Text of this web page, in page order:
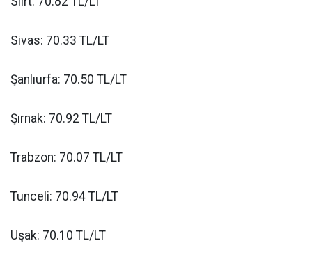
Sivas: 70.33 TL/LT
Şanlıurfa: 70.50 TL/LT
Şırnak: 70.92 TL/LT
Trabzon: 70.07 TL/LT
Tunceli: 70.94 TL/LT
Uşak: 70.10 TL/LT